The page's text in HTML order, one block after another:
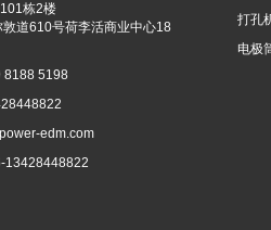
栋2楼
道610号荷李活商业中心18
8188 5198
edm.com
13428448822
打孔
电极